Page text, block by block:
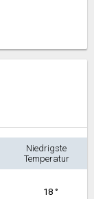
Niedrigste
Temperatur
18 °